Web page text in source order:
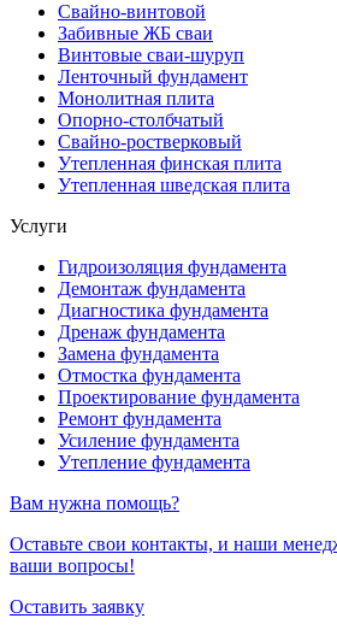
Свайно-винтовой
Забивные ЖБ сваи
Винтовые сваи-шуруп
Ленточный фундамент
Монолитная плита
Опорно-столбчатый
Свайно-ростверковый
Утепленная финская плита
Утепленная шведская плита
Услуги
Гидроизоляция фундамента
Демонтаж фундамента
Диагностика фундамента
Дренаж фундамента
Замена фундамента
Отмостка фундамента
Проектирование фундамента
Ремонт фундамента
Усиление фундамента
Утепление фундамента
Вам нужна помощь?
Оставьте свои контакты, и наши
ваши вопросы!
Оставить заявку